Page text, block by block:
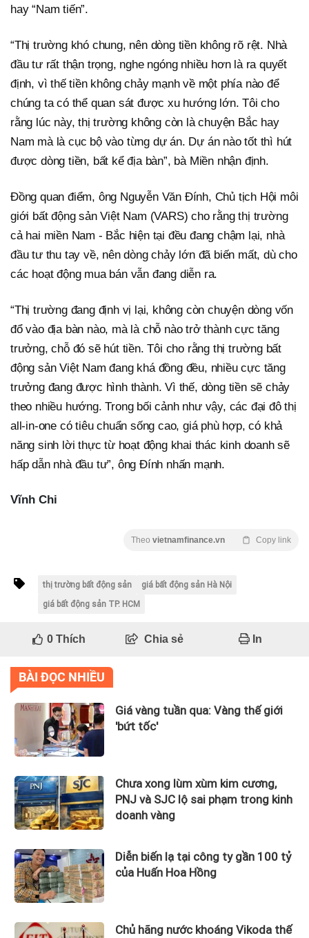
hay “Nam tiến”.
“Thị trường khó chung, nên dòng tiền không rõ rệt. Nhà
đầu tư rất thận trọng, nghe ngóng nhiều hơn là ra quyết
định, vì thế tiền không chảy mạnh về một phía nào để
chúng ta có thể quan sát được xu hướng lớn. Tôi cho
rằng lúc này, thị trường không còn là chuyện Bắc hay
Nam mà là cục bộ vào từng dự án. Dự án nào tốt thì hút
được dòng tiền, bất kể địa bàn”, bà Miền nhận định.
Đồng quan điểm, ông Nguyễn Văn Đính, Chủ tịch Hội môi
giới bất động sản Việt Nam (VARS) cho rằng thị trường
cả hai miền Nam - Bắc hiện tại đều đang chậm lại, nhà
đầu tư thu tay về, nên dòng chảy lớn đã biến mất, dù cho
các hoạt động mua bán vẫn đang diễn ra.
“Thị trường đang định vị lại, không còn chuyện dòng vốn
đổ vào địa bàn nào, mà là chỗ nào trở thành cực tăng
trưởng, chỗ đó sẽ hút tiền. Tôi cho rằng thị trường bất
động sản Việt Nam đang khá đồng đều, nhiều cực tăng
trưởng đang được hình thành. Vì thế, dòng tiền sẽ chảy
theo nhiều hướng. Trong bối cảnh như vậy, các đại đô thị
all-in-one có tiêu chuẩn sống cao, giá phù hợp, có khả
năng sinh lời thực từ hoạt động khai thác kinh doanh sẽ
hấp dẫn nhà đầu tư”, ông Đính nhấn mạnh.
Vĩnh Chi
Theo vietnamfinance.vn Copy link
thị trường bất động sản
giá bất động sản Hà Nội
giá bất động sản TP. HCM
0Thích Chia sẻ In
BÀI ĐỌC NHIỀU
Giá vàng tuần qua: Vàng thế giới
'bứt tốc'
Chưa xong lùm xùm kim cương,
PNJ và SJC lộ sai phạm trong kinh
doanh vàng
Diễn biến lạ tại công ty gần 100 tỷ
của Huấn Hoa Hồng
Chủ hãng nước khoáng Vikoda thế